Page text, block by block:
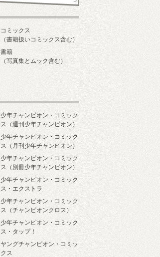
コミックス
（書籍扱いコミックス含む）
書籍
（写真集とムック含む）
少年チャンピオン・コミック
ス（週刊少年チャンピオン）
少年チャンピオン・コミック
ス（月刊少年チャンピオン）
少年チャンピオン・コミック
ス（別冊少年チャンピオン）
少年チャンピオン・コミック
ス・エクストラ
少年チャンピオン・コミック
ス（チャンピオンクロス）
少年チャンピオン・コミック
ス・タップ！
ヤングチャンピオン・コミッ
クス